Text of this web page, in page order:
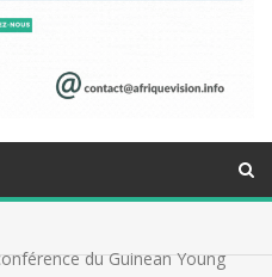
du Guinean Young